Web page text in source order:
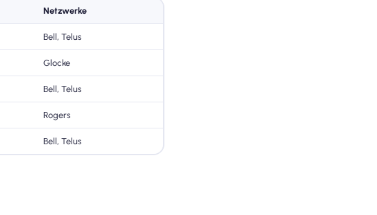
Netzwerke
Bell, Telus
Glocke
Bell, Telus
Rogers
Bell, Telus